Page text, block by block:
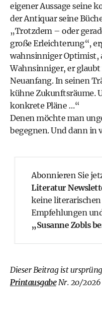
eigener Aussage seine
der Antiquar seine
„Trotzdem – oder
große Erleichterung“,
wahnsinniger Optimist,
Wahnsinniger, er glaubt
Neuanfang. In seinen
kühne Zukunftsräume.
konkrete Pläne …“
Denen möchte man
begegnen. Und dann in
Abonnieren Sie
Literatur
keine
Empfehlungen
„Susanne Zobls
Dieser Beitrag ist
PrintausgabeNr. 20/2026